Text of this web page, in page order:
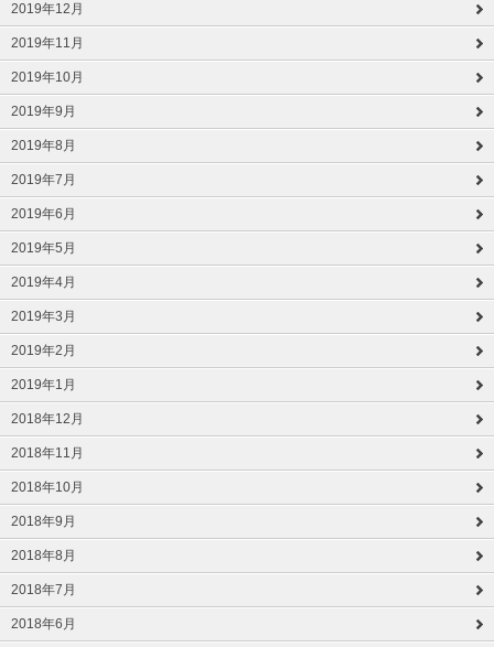
2019年12月
2019年11月
2019年10月
2019年9月
2019年8月
2019年7月
2019年6月
2019年5月
2019年4月
2019年3月
2019年2月
2019年1月
2018年12月
2018年11月
2018年10月
2018年9月
2018年8月
2018年7月
2018年6月